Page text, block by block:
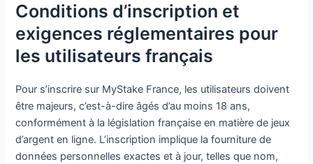
Conditions d’inscription et
exigences réglementaires pour
les utilisateurs français
Pour s’inscrire sur MyStake France, les utilisateurs doivent
être majeurs, c’est-à-dire âgés d’au moins 18 ans,
conformément à la législation française en matière de jeux
d’argent en ligne. L’inscription implique la fourniture de
données personnelles exactes et à jour, telles que nom,